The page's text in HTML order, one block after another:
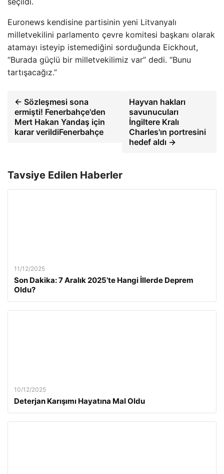
Euronews kendisine partisinin yeni Litvanyalı
milletvekilini parlamento çevre komitesi başkanı olarak
atamayı isteyip istemediğini sorduğunda Eickhout,
“Burada güçlü bir milletvekilimiz var” dedi. “Bunu
tartışacağız.”
← Sözleşmesi sona
ermişti! Fenerbahçe'den
Mert Hakan Yandaş için
karar verildiFenerbahçe
Hayvan hakları
savunucuları
İngiltere Kralı
Charles'ın portresini
hedef aldı →
Tavsiye Edilen Haberler
11/12/2025
Son Dakika: 7 Aralık 2025’te Hangi İllerde Deprem
Oldu?
10/12/2025
Deterjan Karışımı Hayatına Mal Oldu